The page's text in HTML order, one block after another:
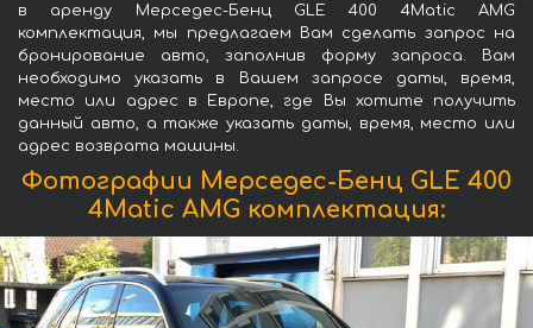
в аренду Мерседес-Бенц GLE 400 4Matic AMG
комплектация, мы предлагаем Вам сделать запрос на
бронирование авто, заполнив форму запроса. Вам
необходимо указать в Вашем запросе даты, время,
место или адрес в Европе, где Вы хотите получить
данный авто, а также указать даты, время, место или
адрес возврата машины.
Фотографии Мерседес-Бенц GLE 400
4Matic AMG комплектация: